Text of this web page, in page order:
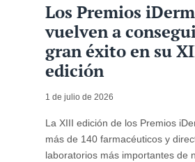
Los Premios
vuelven a
gran éxito en su
edición
1 de julio de 2026
La XIII edición de los Premios
más de 140 farmacéuticos y
laboratorios más importantes de